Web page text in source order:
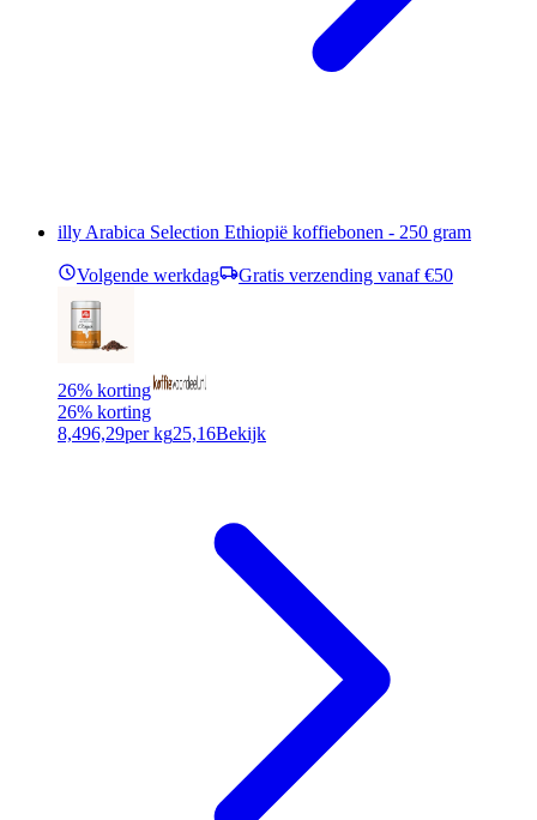
illy Arabica Selection Ethiopië koffiebonen - 250 gram
Volgende werkdag Gratis verzending vanaf €50
26% korting
26% korting
8,496,29per kg25,16Bekijk